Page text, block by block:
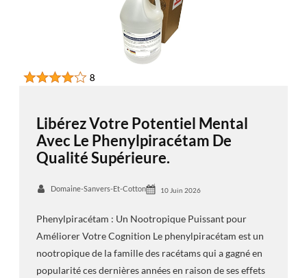
Libérez Votre Potentiel Mental
Avec Le Phenylpiracétam De
Qualité Supérieure.
Domaine-Sanvers-Et-Cotton 10 Juin 2026
Phenylpiracétam : Un Nootropique Puissant pour
Améliorer Votre Cognition Le phenylpiracétam est un
nootropique de la famille des racétams qui a gagné en
popularité ces dernières années en raison de ses effets